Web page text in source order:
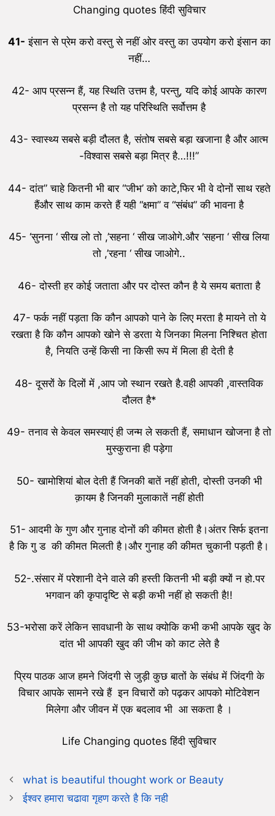
Changing quotes हिंदी सुविचार
41- इंसान से प्रेम करो वस्तु से नहीं ओर वस्तु का उपयोग करो इंसान का
नहीं…
42- आप प्रसन्न हैं, यह स्थिति उत्तम है, परन्तु, यदि कोई आपके कारण
प्रसन्न है तो यह परिस्थिति सर्वोत्तम है
43- स्वास्थ्य सबसे बड़ी दौलत है, संतोष सबसे बड़ा खजाना है और आत्म
-विश्वास सबसे बड़ा मित्र है…!!!”
44- दांत” चाहे कितनी भी बार “जीभ’ को काटे,फिर भी वे दोनों साथ रहते
हैंऔर साथ काम करते हैं यही “क्षमा” व “संबंध” की भावना है
45- ‘सुनना ‘ सीख लो तो ,’सहना ‘ सीख जाओगे.और ‘सहना ‘ सीख लिया
तो ,’रहना ‘ सीख जाओगे..
46- दोस्ती हर कोई जताता और पर दोस्त कौन है ये समय बताता है
47- फर्क नहीं पड़ता कि कौन आपको पाने के लिए मरता है मायने तो ये
रखता है कि कौन आपको खोने से डरता ये जिनका मिलना निश्चित होता
है, नियति उन्हें किसी ना किसी रूप में मिला ही देती है
48- दूसरों के दिलों में ,आप जो स्थान रखते है.वही आपकी ,वास्तविक
दौलत है*
49- तनाव से केवल समस्याएं ही जन्म ले सकती हैं, समाधान खोजना है तो
मुस्कुराना ही पड़ेगा
50- खामोशियां बोल देती हैं जिनकी बातें नहीं होती, दोस्ती उनकी भी
क़ायम है जिनकी मुलाकातें नहीं होती
51- आदमी के गुण और गुनाह दोनों की कीमत होती है।अंतर सिर्फ इतना
है कि गु ड की कीमत मिलती है।और गुनाह की कीमत चुकानी पड़ती है।
52-.संसार में परेशानी देने वाले की हस्ती कितनी भी बड़ी क्यों न हो.पर
भगवान की कृपादृष्टि से बड़ी कभी नहीं हो सकती है!!
53-भरोसा करें लेकिन सावधानी के साथ क्योकि कभी कभी आपके खुद के
दांत भी आपकी खुद की जीभ को काट लेते है
प्रिय पाठक आज हमने जिंदगी से जुड़ी कुछ बातों के संबंध में जिंदगी के
विचार आपके सामने रखे हैं इन विचारों को पढ़कर आपको मोटिवेशन
मिलेगा और जीवन में एक बदलाव भी आ सकता है ।
Life Changing quotes हिंदी सुविचार
what is beautiful thought work or Beauty
ईश्वर हमारा चढावा गृहण करते है कि नही